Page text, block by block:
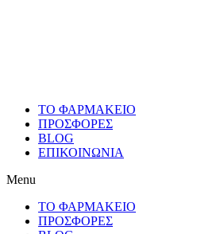
ΤΟ ΦΑΡΜΑΚΕΙΟ
ΠΡΟΣΦΟΡΕΣ
BLOG
ΕΠΙΚΟΙΝΩΝΙΑ
Menu
ΤΟ ΦΑΡΜΑΚΕΙΟ
ΠΡΟΣΦΟΡΕΣ